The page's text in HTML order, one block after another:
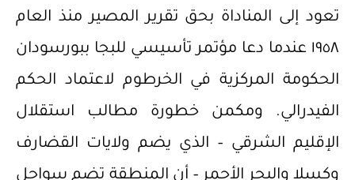
تعود إلى المناداة بحق تقرير المصير منذ العام
١٩٥٨ عندما دعا مؤتمر تأسيسي للبجا ببورسودان
الحكومة المركزية في الخرطوم لاعتماد الحكم
الفيدرالي. ومكمن خطورة مطالب استقلال
الإقليم الشرقي – الذي يضم ولايات القضارف
وكسلا والبحر الأحمر – أن المنطقة تضم سواحل